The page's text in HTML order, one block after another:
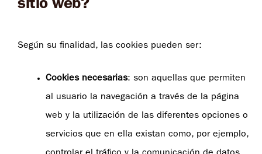
sitio web?
Según su finalidad, las cookies pueden ser:
Cookies necesarias: son aquellas que permiten
al usuario la navegación a través de la página
web y la utilización de las diferentes opciones o
servicios que en ella existan como, por ejemplo,